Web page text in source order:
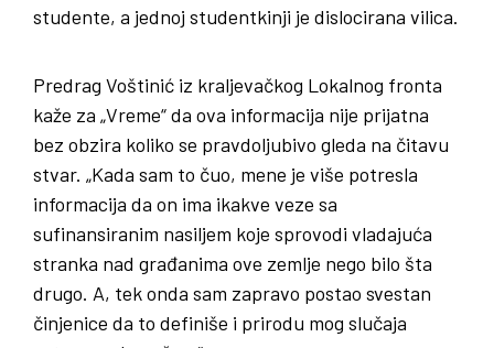
studente, a jednoj studentkinji je dislocirana vilica.
Predrag Voštinić iz kraljevačkog Lokalnog fronta
kaže za „Vreme“ da ova informacija nije prijatna
bez obzira koliko se pravdoljubivo gleda na čitavu
stvar. „Kada sam to čuo, mene je više potresla
informacija da on ima ikakve veze sa
sufinansiranim nasiljem koje sprovodi vladajuća
stranka nad građanima ove zemlje nego bilo šta
drugo. A, tek onda sam zapravo postao svestan
činjenice da to definiše i prirodu mog slučaja